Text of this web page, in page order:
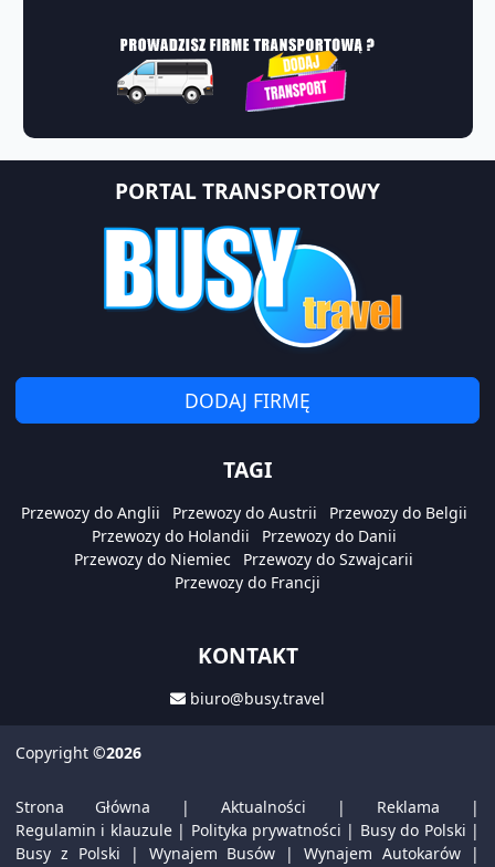
PORTAL TRANSPORTOWY
DODAJ FIRMĘ
TAGI
Przewozy do Anglii Przewozy do Austrii
Przewozy do Belgii
Przewozy do Holandii
Przewozy do Danii
Przewozy do Niemiec
Przewozy do Szwajcarii
Przewozy do Francji
KONTAKT
biuro@busy.travel
Copyright ©2026
Strona Główna | Aktualności | Reklama |
Regulamin i klauzule| Polityka prywatności | Busy do Polski |
Busy z Polski | Wynajem Busów |Wynajem Autokarów |